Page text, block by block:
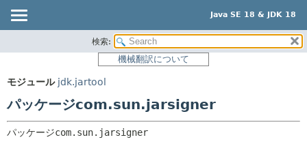
Java SE 18 & JDK 18
パッケージ
クラス
使用
パッケージ:
説明
クラスとインタフェース
検索:
機械翻訳について
モジュール jdk.jartool
パッケージcom.sun.jarsigner
パッケージcom.sun.jarsigner